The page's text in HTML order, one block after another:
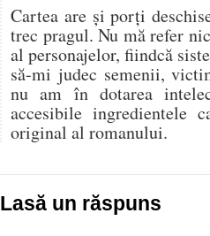
Cartea are şi porţi
trec pragul. Nu mă refer
al personajelor, fiindcă
să-mi judec semenii,
nu am în dotarea
accesibile ingredientele
original al romanului.
Lasă un răspuns